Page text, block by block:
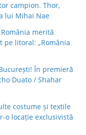
campion. Thor,
lui Mihai Nae
merită
pe litoral: „România
În premieră
Duato / Shahar
costume și textile
o locație exclusivistă